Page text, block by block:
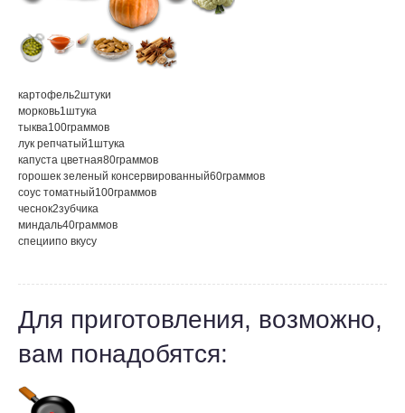
картофель2штуки
морковь1штука
тыква100граммов
лук репчатый1штука
капуста цветная80граммов
горошек зеленый консервированный60граммов
соус томатный100граммов
чеснок2зубчика
миндаль40граммов
специипо вкусу
Для приготовления, возможно,
вам понадобятся: